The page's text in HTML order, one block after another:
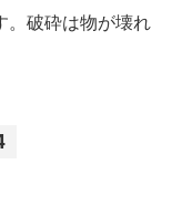
。破砕は物が壊れ